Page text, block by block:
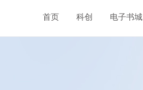
首页 科创 电子书城